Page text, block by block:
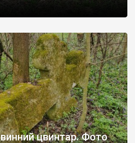
цвинтар. Фото